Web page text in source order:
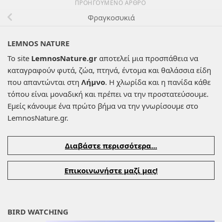
ΠΡΟΗΓΟΎΜΕΝΟ ΆΡΘΡΟ
Φραγκοσυκιά
LEMNOS NATURE
Το site LemnosNature.gr αποτελεί μια προσπάθεια να
καταγραφούν φυτά, ζώα, πτηνά, έντομα και θαλάσσια είδη
που απαντώνται στη Λήμνο. Η χλωρίδα και η πανίδα κάθε
τόπου είναι μοναδική και πρέπει να την προστατεύσουμε.
Εμείς κάνουμε ένα πρώτο βήμα να την γνωρίσουμε στο
LemnosNature.gr.
Διαβάστε περισσότερα...
Επικοινωνήστε μαζί μας!
BIRD WATCHING